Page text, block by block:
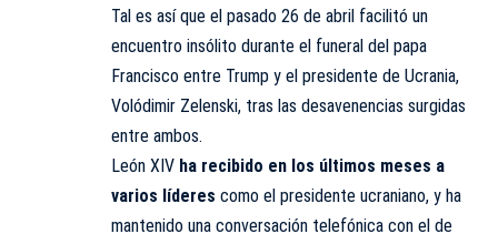
Tal es así que el pasado 26 de abril facilitó un
encuentro insólito durante el funeral del papa
Francisco entre Trump y el presidente de Ucrania,
Volódimir Zelenski, tras las desavenencias surgidas
entre ambos.
León XIV ha recibido en los últimos meses a
varios líderes como el presidente ucraniano, y ha
mantenido una conversación telefónica con el de